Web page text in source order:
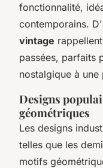
fonctionnalité,
contemporains.
vintage
passées, parfaits
nostalgique à une
Designs
géométriques
Les designs
telles que les
motifs